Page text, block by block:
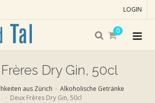
LOGIN
0
Dry Gin, 50cl
aus Zürich
Alkoholische Getränke
Deux Frères Dry Gin, 50cl